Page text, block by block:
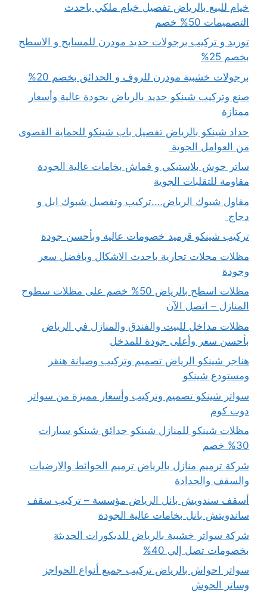
خيام للبيع بالرياض تفصيل خيام ملكي باحدث
التصميمات 50% خصم
توريد و تركيب برجولات حديد مودرن للمسابح و الاسطح
بخصم 25%
برجولات خشبية مودرن للروف و الحدائق بخصم 20%
صنع وتركيب شينكو حديد بالرياض بجودة عالية وأسعار
ممتازة
حداد شينكو بالرياض تفصيل باب شينكو للحماية القصوى
من العوامل الجوية
ساتر حوش بلاستيكي و قماش بخامات عالية الجودة
مقاومة للتقلبات الجوية
مقاول شبوك الرياض….تركيب وتفصيل شبوك ابل و
دجاج
تركيب شينكو قرميد خصومات عالية وبأحسن جودة
مظلات محلات تجارية باحدث الاشكال وبافضل سعر
وجودة
مظلات اسطح بالرياض 50% خصم على مظلات سطوح
المنازل – اتصل الآن
مظلات مداخل للبيت والفندق والمنازل في الرياض
بأحسن سعر وأعلى جودة للمدخل
هناجر شينكو الرياض تصميم وتركيب وصيانة هنقر
ومستودع شينكو
سواتر شينكو تصميم وتركيب وأسعار مميزة من سواتر
دوت كوم
مظلات شينكو للمنازل شينكو حدائق شينكو سيارات
30% خصم
شركة ترميم منازل بالرياض ترميم الحوائط والارضيات
والسقف والحدادة
أسقف سندويش بانل الرياض مؤسسة – تركيب سقف
ساندويتش بانل بخامات عالية الجودة
شركة سواتر خشبية بالرياض للديكورات الحديثة
بخصومات تصل إلي 40%
سواتر احواش بالرياض تركيب جميع أنواع الحواجز
وساتر الحوش